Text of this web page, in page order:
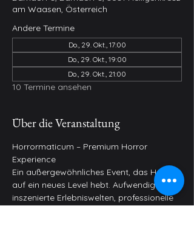
am Waasen, Österreich
Andere Termine
Do., 29. Okt., 17:00
Do., 29. Okt., 19:00
Do., 29. Okt., 21:00
10 Termine ansehen
Über die Veranstaltung
Horrormaticum – Premium Horror
Experience
Ein außergewöhnliches Event, das Horror
auf ein neues Level hebt. Aufwendig
inszenierte Erlebniswelten, professionelle